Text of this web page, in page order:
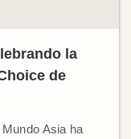
la
de
Asia ha